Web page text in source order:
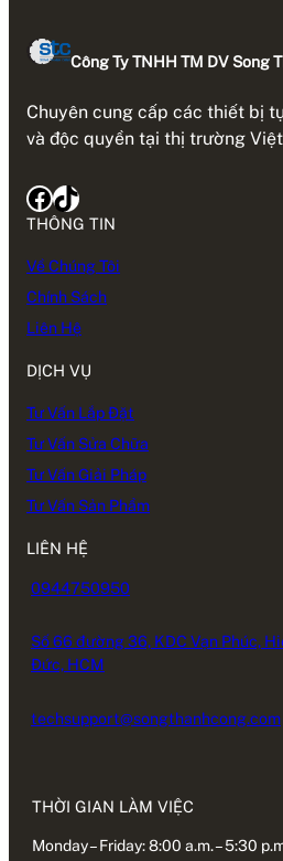
Công Ty TNHH TM DV Song
Chuyên cung cấp các thiết bị
và độc quyền tại thị trường
Facebook TikTok
THÔNG TIN
Về Chúng Tôi
Chính Sách
Liên Hệ
DỊCH VỤ
Tư Vấn Lắp Đặt
Tư Vấn Sửa Chữa
Tư Vấn Giải Pháp
Tư Vấn Sản Phẩm
LIÊN HỆ
0944750950
Số 66 đường 36, KDC Vạn Phúc,
Đức, HCM
techsupport@songthanhcong.com
THỜI GIAN LÀM VIỆC
Monday – Friday: 8:00 a.m. – 5:30